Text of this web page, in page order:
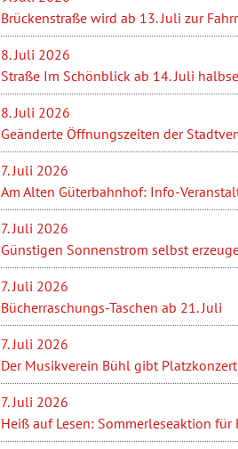
Brückenstraße wird ab 13. Juli zur
8. Juli 2026
Straße Im Schönblick ab 14. Juli
8. Juli 2026
Geänderte Öffnungszeiten der
7. Juli 2026
Am Alten Güterbahnhof: Info-
7. Juli 2026
Günstigen Sonnenstrom selbst
7. Juli 2026
Bücherraschungs-Taschen ab 21. Juli
7. Juli 2026
Der Musikverein Bühl gibt
7. Juli 2026
Heiß auf Lesen: Sommerleseaktion